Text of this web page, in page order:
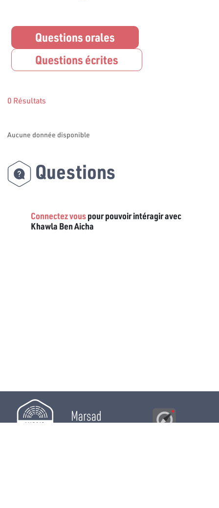
Questions orales
Questions écrites
0 Résultats
Aucune donnée disponible
Questions
Connectez vouspour pouvoir intéragir avec
Khawla Ben Aicha
Marsad